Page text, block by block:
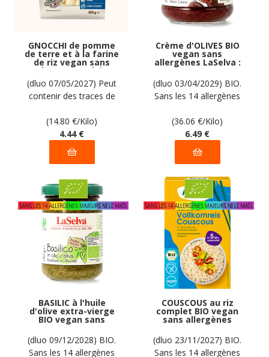
GNOCCHI de pomme
de terre et à la farine
de riz vegan sans
gluten, sans lait,
sans oeufs, sans
coque, sans arachide
Hammermülhe : 300g
(dluo 07/05/2027) Peut
contenir des traces de
déclarées par le
fabricant
(14.80 €/Kilo)
4.44 €
Crème d'OLIVES BIO
vegan sans
allergènes LaSelva :
180 grammes
(dluo 03/04/2029) BIO.
Sans les 14 allergènes
(36.06 €/Kilo)
6.49 €
BASILIC à l'huile
d'olive extra-vierge
BIO vegan sans
allergènes LaSelva :
130 grammes
(dluo 09/12/2028) BIO.
Sans les 14 allergènes
COUSCOUS au riz
complet BIO vegan
sans allergènes
Alnavit : 300
grammes
(dluo 23/11/2027) BIO.
Sans les 14 allergènes